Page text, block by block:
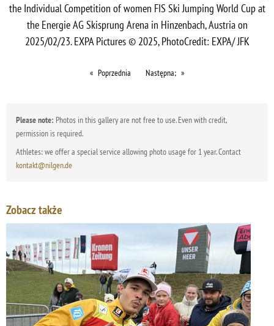
the Individual Competition of women FIS Ski Jumping World Cup at
the Energie AG Skisprung Arena in Hinzenbach, Austria on
2025/02/23. EXPA Pictures © 2025, PhotoCredit: EXPA/ JFK
Poprzednia Następna;
Please note: Photos in this gallery are not free to use. Even with credit,
permission is required.
Athletes: we offer a special service allowing photo usage for 1 year. Contact
kontakt@nilgen.de
Zobacz także